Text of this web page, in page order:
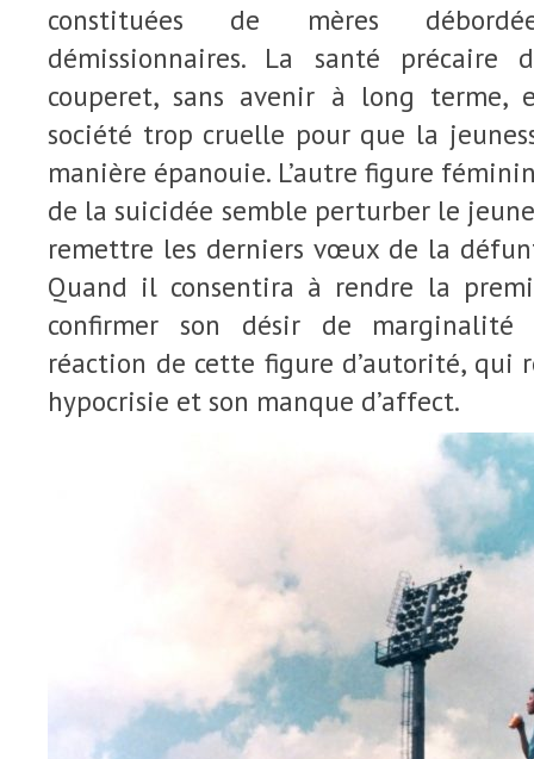
constituées de mères
démissionnaires. La santé
couperet, sans avenir à long
société trop cruelle pour que la
manière épanouie. L’autre figure
de la suicidée semble perturber le
remettre les derniers vœux de la
Quand il consentira à rendre la
confirmer son désir de marginalité
réaction de cette figure d’autorité, qui
hypocrisie et son manque d’affect.